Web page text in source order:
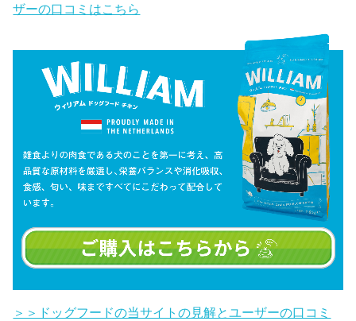
ザーの口コミはこちら
＞＞ドッグフードの当サイトの見解とユーザーの口コミ